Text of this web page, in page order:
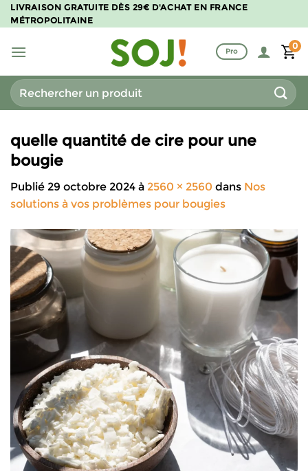
Passer
au
LIVRAISON GRATUITE DÈS 29€ D'ACHAT EN FRANCE
MÉTROPOLITAINE
Pro
0
Recherche
pour :
quelle quantité de cire pour une
bougie
Publié 29 octobre 2024 à 2560 × 2560 dans Nos
solutions à vos problèmes pour bougies